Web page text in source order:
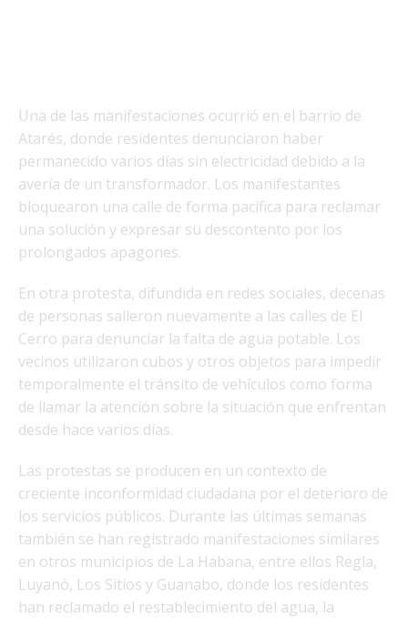
Una de las manifestaciones ocurrió en el barrio de
Atarés, donde residentes denunciaron haber
permanecido varios días sin electricidad debido a la
avería de un transformador. Los manifestantes
bloquearon una calle de forma pacífica para reclamar
una solución y expresar su descontento por los
prolongados apagones.
En otra protesta, difundida en redes sociales, decenas
de personas salieron nuevamente a las calles de El
Cerro para denunciar la falta de agua potable. Los
vecinos utilizaron cubos y otros objetos para impedir
temporalmente el tránsito de vehículos como forma
de llamar la atención sobre la situación que enfrentan
desde hace varios días.
Las protestas se producen en un contexto de
creciente inconformidad ciudadana por el deterioro de
los servicios públicos. Durante las últimas semanas
también se han registrado manifestaciones similares
en otros municipios de La Habana, entre ellos Regla,
Luyanó, Los Sitios y Guanabo, donde los residentes
han reclamado el restablecimiento del agua, la